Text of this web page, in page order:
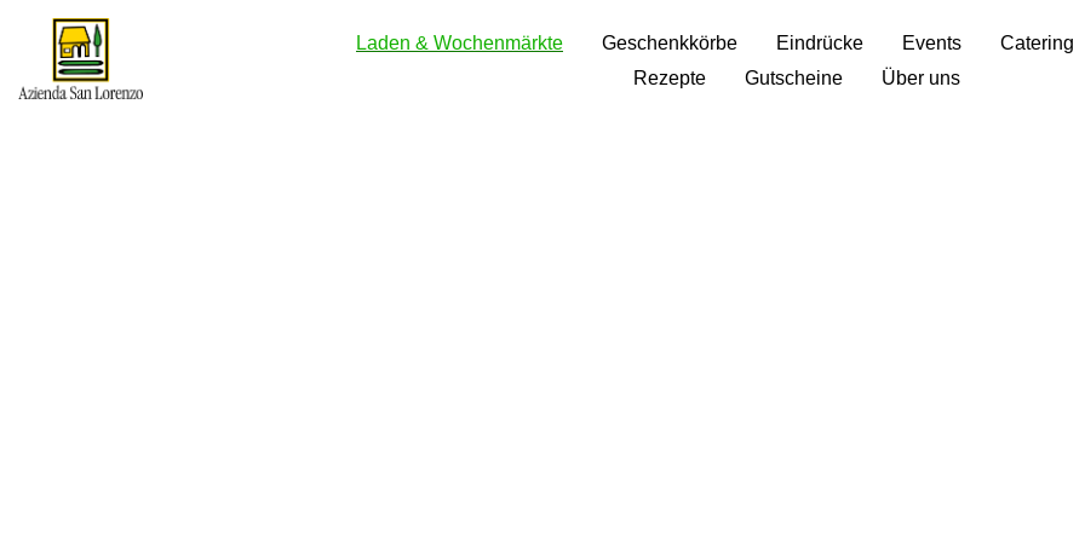
Laden & Wochenmärkte Geschenkkörbe Eindrücke Events Catering
Rezepte
Gutscheine Über uns